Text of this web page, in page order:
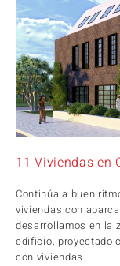
11 Viviendas en
Continúa a buen
viviendas con
desarrollamos en la
edificio, proyectado
con viviendas